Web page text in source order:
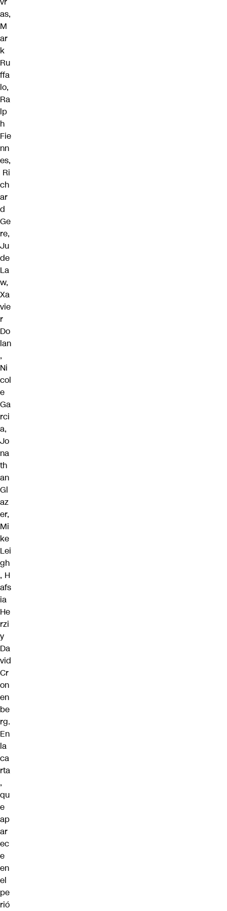
as,
M
ar
k
Ru
ffa
lo,
Ra
lp
h
Fie
nn
es,
Ri
ch
ar
d
Ge
re,
Ju
de
La
w,
Xa
vie
r
Do
lan
,
Ni
col
e
Ga
rci
a,
Jo
na
th
an
Gl
az
er,
Mi
ke
Lei
gh
, H
afs
ia
He
rzi
y
Da
vid
Cr
on
en
be
rg.
En
la
ca
rta
,
qu
e
ap
ar
ec
e
en
el
pe
rió